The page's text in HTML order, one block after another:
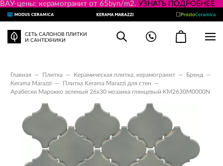
ВАУ-цены: керамогранит от 65byn/m2. УЗНАТЬ ПОДРОБНЕЕ
СЕТЬ САЛОНОВ ПЛИТКИ
И САНТЕХНИКИ
Главная — Плитка — Керамическая плитка, керамогранит — Бренд
—
Kerama Marazzi
— Плитка Kerama Marazzi для стен
—
Арабески Марокко зеленый 26x30 мозаика глянцевый KM2630M0000N